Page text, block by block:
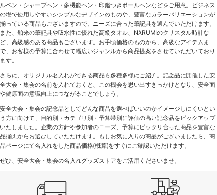
ルペン・シャープペン・多機能ペン・印鑑つきボールペンなどをご用意。ビジネス
の場で使用しやすいシンプルなデザインのものや、豊富なカラーバリエーションが
揃っている商品もございますので、ニーズに合った筆記具を選んでいただけます。
また、舶来の筆記具や吸水性に優れた高級タオル、NARUMIのクリスタル時計な
ど、高級感のある商品もございます。お手頃価格のものから、高級なアイテムま
で、お客様の予算に合わせて幅広いジャンルから商品提案をさせていただいており
ます。
さらに、オリジナル名入れができる商品も多種多様にご紹介。記念品に開催した安
全大会・集会の名前を入れておくと、この機会を思い出すきっかけとなり、安全面
や健康面の意識向上につながることでしょう。
安全大会・集会の記念品としてどんな商品を選べばいいのかイメージしにくいとい
う方に向けて、目的別・カテゴリ別・予算帯別に評価の高い記念品をピックアップ
いたしました。企業の方針や参加者のニーズ、予算にピッタリ合った商品を豊富な
品揃えからお選びしていただけます。もしお気に入りの商品がございましたら、商
品ページにて名入れをした商品価格(概算)をすぐにご確認いただけます。
ぜひ、安全大会・集会の名入れグッズストアをご活用くださいませ。